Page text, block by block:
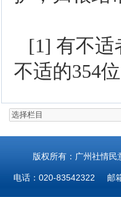
[1] 有不适
不适的354
版权所有：广州社情民
电话：020-83542322 邮